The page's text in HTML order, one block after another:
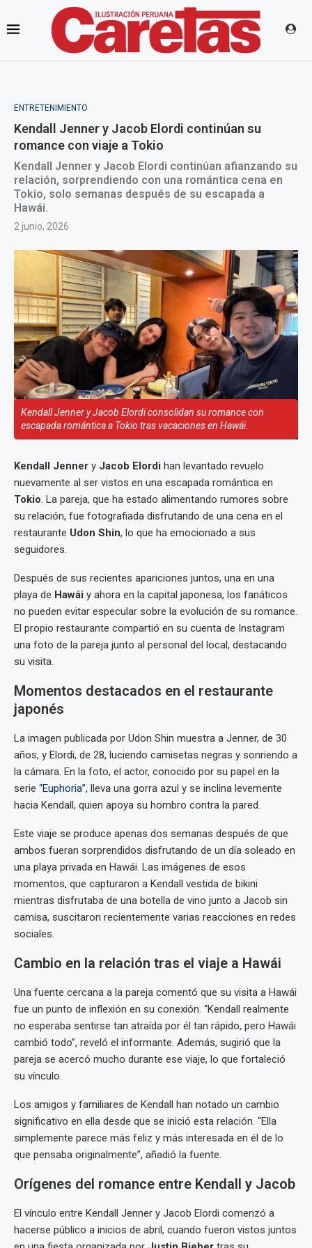
ENTRETENIMIENTO
Kendall Jenner y Jacob Elordi continúan su
romance con viaje a Tokio
Kendall Jenner y Jacob Elordi continúan afianzando su
relación, sorprendiendo con una romántica cena en
Tokio, solo semanas después de su escapada a
Hawái.
2 junio, 2026
Kendall Jenner y Jacob Elordi consolidan su romance con
escapada romántica a Tokio tras vacaciones en Hawái.
Kendall Jenner y Jacob Elordi han levantado revuelo
nuevamente al ser vistos en una escapada romántica en
Tokio. La pareja, que ha estado alimentando rumores sobre
su relación, fue fotografiada disfrutando de una cena en el
restaurante Udon Shin, lo que ha emocionado a sus
seguidores.
Después de sus recientes apariciones juntos, una en una
playa de Hawái y ahora en la capital japonesa, los fanáticos
no pueden evitar especular sobre la evolución de su romance.
El propio restaurante compartió en su cuenta de Instagram
una foto de la pareja junto al personal del local, destacando
su visita.
Momentos destacados en el restaurante
japonés
La imagen publicada por Udon Shin muestra a Jenner, de 30
años, y Elordi, de 28, luciendo camisetas negras y sonriendo a
la cámara. En la foto, el actor, conocido por su papel en la
serie “Euphoria”, lleva una gorra azul y se inclina levemente
hacia Kendall, quien apoya su hombro contra la pared.
Este viaje se produce apenas dos semanas después de que
ambos fueran sorprendidos disfrutando de un día soleado en
una playa privada en Hawái. Las imágenes de esos
momentos, que capturaron a Kendall vestida de bikini
mientras disfrutaba de una botella de vino junto a Jacob sin
camisa, suscitaron recientemente varias reacciones en redes
sociales.
Cambio en la relación tras el viaje a Hawái
Una fuente cercana a la pareja comentó que su visita a Hawái
fue un punto de inflexión en su conexión. “Kendall realmente
no esperaba sentirse tan atraída por él tan rápido, pero Hawái
cambió todo”, reveló el informante. Además, sugirió que la
pareja se acercó mucho durante ese viaje, lo que fortaleció
su vínculo.
Los amigos y familiares de Kendall han notado un cambio
significativo en ella desde que se inició esta relación. “Ella
simplemente parece más feliz y más interesada en él de lo
que pensaba originalmente”, añadió la fuente.
Orígenes del romance entre Kendall y Jacob
El vínculo entre Kendall Jenner y Jacob Elordi comenzó a
hacerse público a inicios de abril, cuando fueron vistos juntos